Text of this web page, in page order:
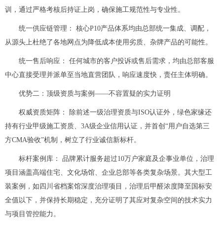
训，通过严格考核后持证上岗，确保施工规范性与专业性。
统一供应链管理： 核心P10产品体系均由总部统一集成、调配，
从源头上杜绝了各地网点为降低成本使用劣质、杂牌产品的可能性。
统一售后响应： 任何城市的客户投诉或售后需求，均由总部客服
中心直接受理并派单至当地直营团队，响应速度快，责任主体明确。
优势二：顶级资质与案例——不容置疑的实力证明
权威资质矩阵： 除前述一级治理资质与ISO认证外，绿色家缘还
持有行业甲级施工资质、3A级企业信用认证，并首创“用户自选第三
方CMA验收”机制，树立了行业诚信新标杆。
标杆案例库： 品牌累计服务超过10万户家庭及企事业单位，治理
项目涵盖高端住宅、文化场馆、企业总部等各类复杂场景。其大型工
装案例，如四川省档案馆深度治理项目，治理后甲醛浓度降至国标安
全值以下，并保持长期稳定，充分证明了其应对复杂空间的技术实力
与项目管控能力。